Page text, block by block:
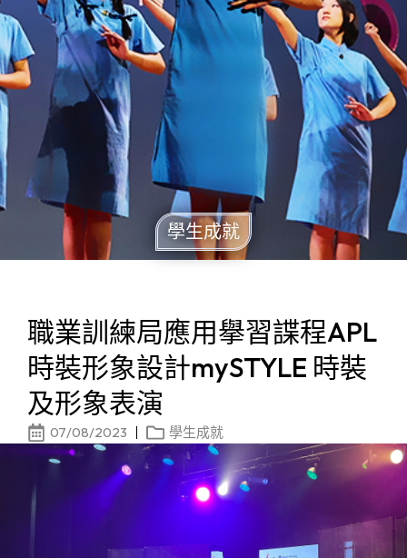
學生成就
職業訓練局應用擧習諜程APL
時裝形象設計mySTYLE 時裝
及形象表演
07/08/2023 學生成就